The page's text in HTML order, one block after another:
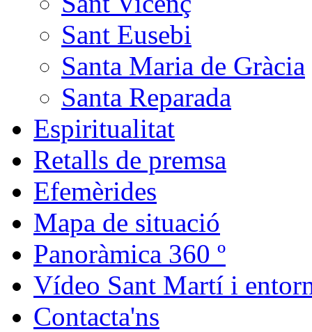
Sant Eusebi
Santa Maria de Gràcia
Santa Reparada
Espiritualitat
Retalls de premsa
Efemèrides
Mapa de situació
Panoràmica 360 º
Vídeo Sant Martí i
Contacta'ns